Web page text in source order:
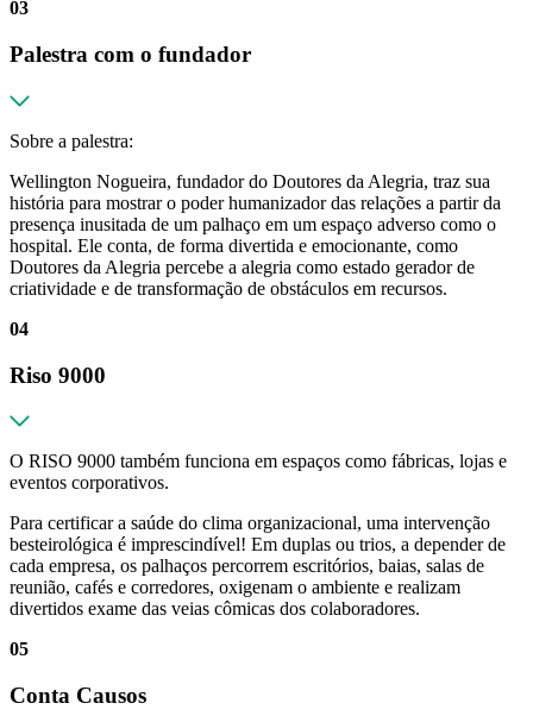
03
Palestra com o fundador
Sobre a palestra:
Wellington Nogueira, fundador do Doutores da Alegria, traz sua
história para mostrar o poder humanizador das relações a partir da
presença inusitada de um palhaço em um espaço adverso como o
hospital. Ele conta, de forma divertida e emocionante, como
Doutores da Alegria percebe a alegria como estado gerador de
criatividade e de transformação de obstáculos em recursos.
04
Riso 9000
O RISO 9000 também funciona em espaços como fábricas, lojas e
eventos corporativos.
Para certificar a saúde do clima organizacional, uma intervenção
besteirológica é imprescindível! Em duplas ou trios, a depender de
cada empresa, os palhaços percorrem escritórios, baias, salas de
reunião, cafés e corredores, oxigenam o ambiente e realizam
divertidos exame das veias cômicas dos colaboradores.
05
Conta Causos